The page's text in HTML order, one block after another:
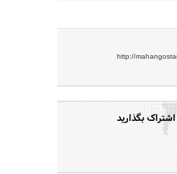
http://
بگذارید